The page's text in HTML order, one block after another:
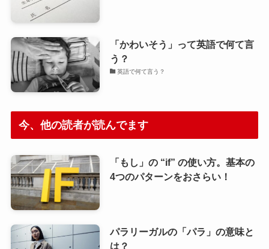
「かわいそう」って英語で何て言
う？
英語で何て言う？
今、他の読者が読んでます
「もし」の “if” の使い方。基本の
4つのパターンをおさらい！
パラリーガルの「パラ」の意味と
は？